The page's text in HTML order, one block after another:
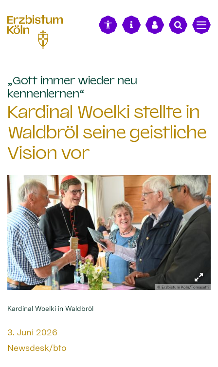
„Gott immer wieder neu
kennenlernen“
Kardinal Woelki stellte in
Waldbröl seine geistliche
Vision vor
© Erzbistum Köln/Tomasetti
Kardinal Woelki in Waldbröl
Datum:
3. Juni 2026
Von:
Newsdesk/bto